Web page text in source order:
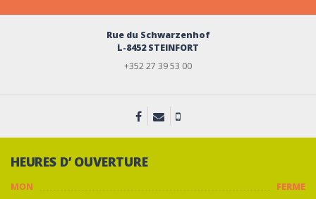
Rue du Schwarzenhof
L-8452 STEINFORT
+352 27 39 53 00
HEURES D’ OUVERTURE
MON
FERME